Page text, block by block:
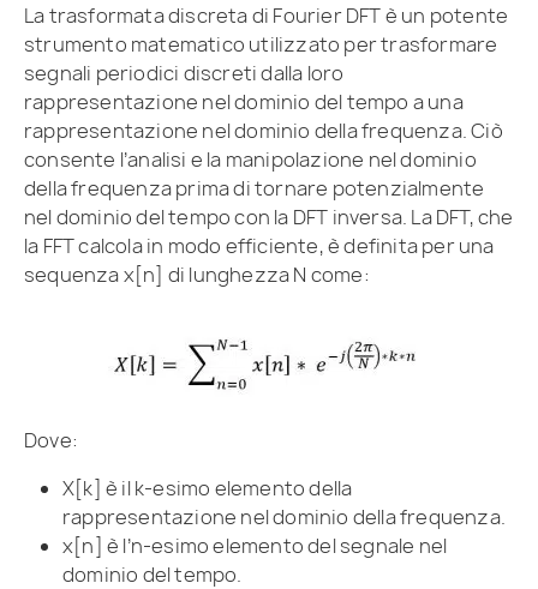
La trasformata discreta di Fourier DFT è un potente
strumento matematico utilizzato per trasformare
segnali periodici discreti dalla loro
rappresentazione nel dominio del tempo a una
rappresentazione nel dominio della frequenza. Ciò
consente l’analisi e la manipolazione nel dominio
della frequenza prima di tornare potenzialmente
nel dominio del tempo con la DFT inversa. La DFT, che
la FFT calcola in modo efficiente, è definita per una
sequenza x[n] di lunghezza N come:
Dove:
X[k] è il k-esimo elemento della
rappresentazione nel dominio della frequenza.
x[n] è l’n-esimo elemento del segnale nel
dominio del tempo.